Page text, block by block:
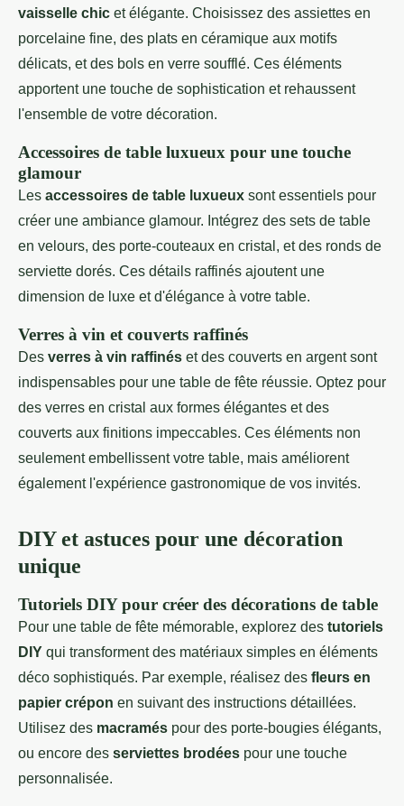
vaisselle chic et élégante. Choisissez des assiettes en
porcelaine fine, des plats en céramique aux motifs
délicats, et des bols en verre soufflé. Ces éléments
apportent une touche de sophistication et rehaussent
l'ensemble de votre décoration.
Accessoires de table luxueux pour une touche
glamour
Les accessoires de table luxueux sont essentiels pour
créer une ambiance glamour. Intégrez des sets de table
en velours, des porte-couteaux en cristal, et des ronds de
serviette dorés. Ces détails raffinés ajoutent une
dimension de luxe et d'élégance à votre table.
Verres à vin et couverts raffinés
Des verres à vin raffinés et des couverts en argent sont
indispensables pour une table de fête réussie. Optez pour
des verres en cristal aux formes élégantes et des
couverts aux finitions impeccables. Ces éléments non
seulement embellissent votre table, mais améliorent
également l'expérience gastronomique de vos invités.
DIY et astuces pour une décoration
unique
Tutoriels DIY pour créer des décorations de table
Pour une table de fête mémorable, explorez des tutoriels
DIY qui transforment des matériaux simples en éléments
déco sophistiqués. Par exemple, réalisez des fleurs en
papier crépon en suivant des instructions détaillées.
Utilisez des macramés pour des porte-bougies élégants,
ou encore des serviettes brodées pour une touche
personnalisée.